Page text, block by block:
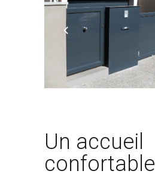
Un accueil
confortable